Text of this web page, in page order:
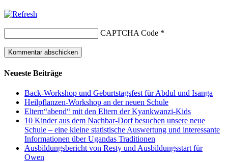
CAPTCHA Code *
Neueste Beiträge
Back-Workshop und Geburtstagsfest für Abdul und Isanga
Heilpflanzen-Workshop an der neuen Schule
Eltern“abend“ mit den Eltern der Kyankwanzi-Kids
10 Kinder aus dem Nachbar-Dorf besuchen unsere neue
Schule – eine kleine statistische Auswertung und interessante
Informationen über Ugandas Traditionen
Ausbildungsbericht von Resty und Ausbildungsstart für
Owen